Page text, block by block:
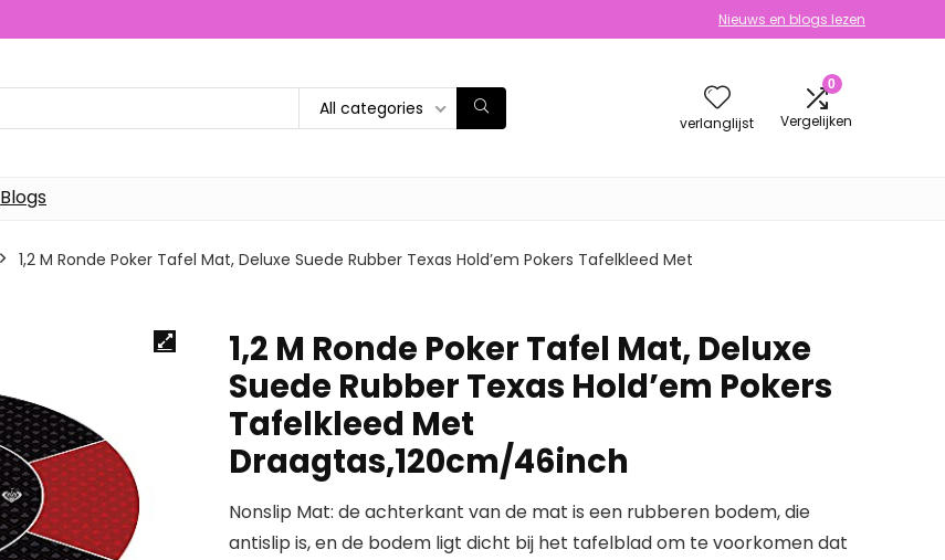
Nieuws en blogs lezen
All categories
verlanglijst
0
Vergelijken
Blogs
1,2 M Ronde Poker Tafel Mat, Deluxe Suede Rubber Texas Hold’em Pokers Tafelkleed Met
1,2 M Ronde Poker Tafel Mat, Deluxe
Suede Rubber Texas Hold’em Pokers
Tafelkleed Met
Draagtas,120cm/46inch
Nonslip Mat: de achterkant van de mat is een rubberen bodem, die
antislip is, en de bodem ligt dicht bij het tafelblad om te voorkomen dat